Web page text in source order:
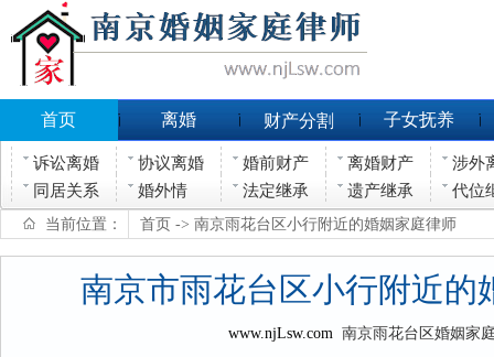
首页 离婚 财产分割 子女抚养
诉讼离婚 协议离婚 婚前财产 离婚财产
涉外
同居关系
婚外情 法定继承 遗产继承 代位
当前位置： 首页 -> 南京雨花台区小行附近的婚姻家庭律师
南京市雨花台区小行附近的
www.njLsw.com南京雨花台区婚姻家